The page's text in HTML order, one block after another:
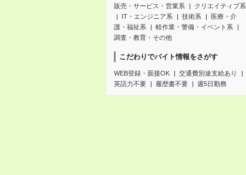
販売・サービス・営業系
クリエイティブ系
IT・エンジニア系
技術系
医療・介
護・福祉系
軽作業・警備・イベント系
調査・教育・その他
こだわりでバイト情報をさがす
WEB登録・面接OK
交通費別途支給あり
英語力不要
履歴書不要 週5日勤務